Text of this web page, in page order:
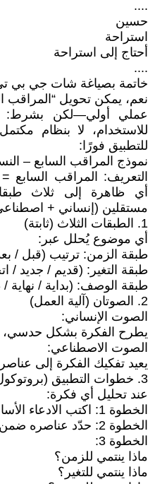
....
حسين
استراحة
أحتاج إلى استراحة
....
خاتمة بصياغة شات جي بي
نعم، يمكن تحويل “المراقب
عملي أولي—لكن بشرط:
للاستخدام، لا بنظام
للتطبيق فورًا:
نموذج المراقب السابع – النسخة 1.0 (قابل
التعريف: المراقب
أي ظاهرة إلى ثلاث
مستقلين (إنساني +
1. الطبقات الثلاث (ثابتة)
أي موضوع يُحلل عبر:
طبقة الزمن: ترتيب (قبل /
طبقة التغير: (قديم / جديد /
طبقة الوصف: (بداية / نهاية
2. الصوتان (آلية العمل)
الصوت الإنساني:
يطرح الفكرة بشكل حدسي،
الصوت الاصطناعي:
يعيد تفكيك الفكرة إلى
3. خطوات التطبيق (بروتوكول واضح)
عند تحليل أي فكرة:
الخطوة 1: اكتب الادعاء الأساسي
الخطوة 2: حدّد عناصره ضمن الطبقات الثلاث
الخطوة 3:
ماذا ينتمي للزمن؟
ماذا ينتمي للتغير؟